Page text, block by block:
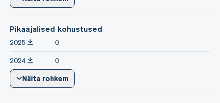
Pikaajalised kohustused
2025 0
2024 0
Näita rohkem